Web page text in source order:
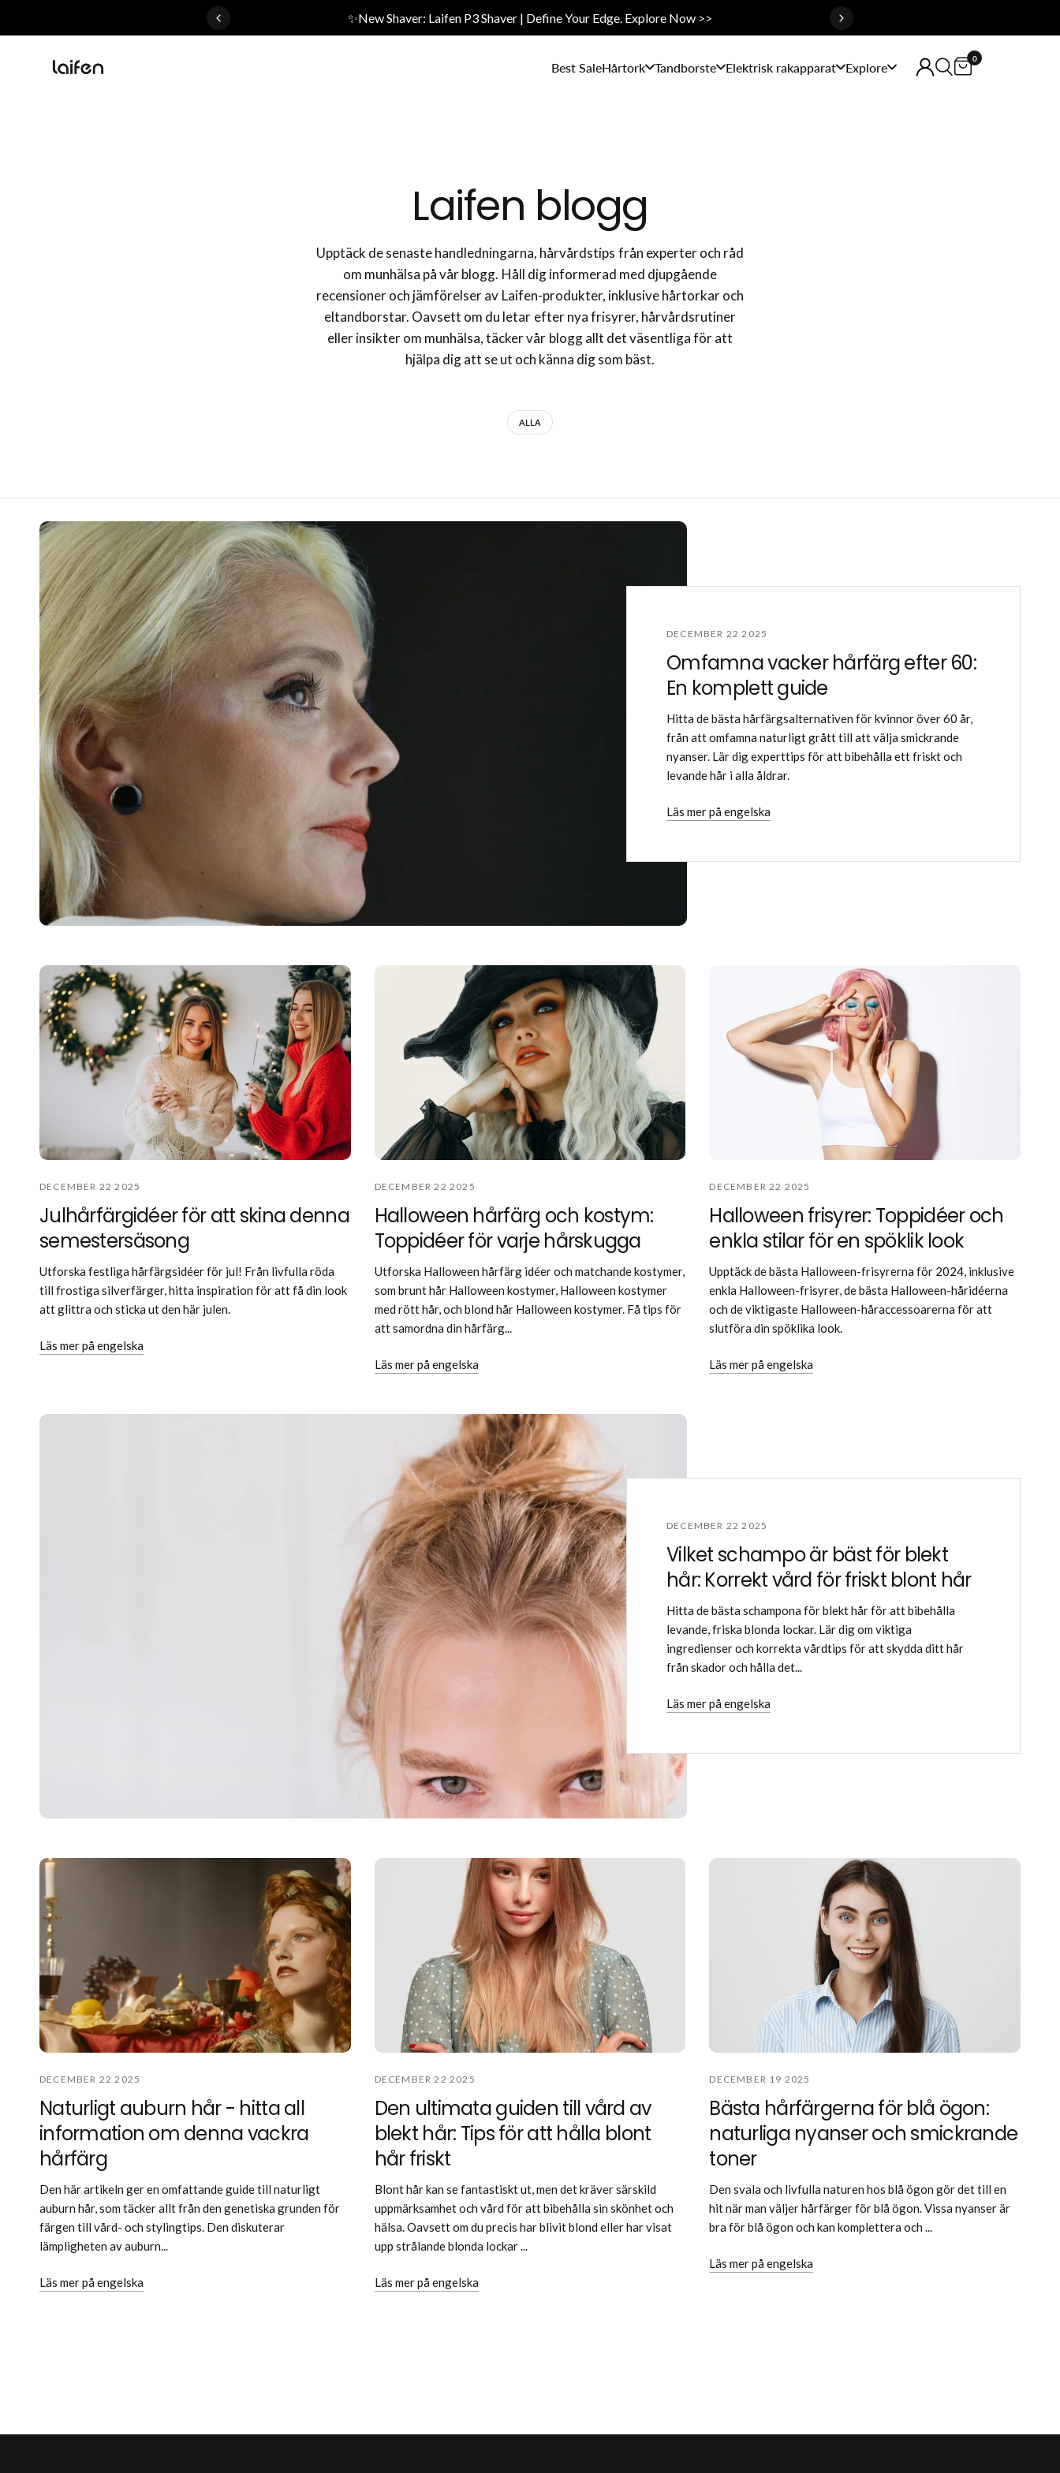
✨New Shaver: Laifen P3 Shaver | Define Your Edge. Explore Now >>
Best SaleHårtork Tandborste Elektrisk rakapparat Explore
0
Laifen blogg
Upptäck de senaste handledningarna, hårvårdstips från experter och råd
om munhälsa på vår blogg. Håll dig informerad med djupgående
recensioner och jämförelser av Laifen-produkter, inklusive hårtorkar och
eltandborstar. Oavsett om du letar efter nya frisyrer, hårvårdsrutiner
eller insikter om munhälsa, täcker vår blogg allt det väsentliga för att
hjälpa dig att se ut och känna dig som bäst.
ALLA
DECEMBER 22 2025
Omfamna vacker hårfärg efter 60:
En komplett guide
Hitta de bästa hårfärgsalternativen för kvinnor över 60 år,
från att omfamna naturligt grått till att välja smickrande
nyanser. Lär dig experttips för att bibehålla ett friskt och
levande hår i alla åldrar.
Läs mer på engelska
DECEMBER 22 2025
Julhårfärgidéer för att skina denna
semestersäsong
Utforska festliga hårfärgsidéer för jul! Från livfulla röda
till frostiga silverfärger, hitta inspiration för att få din look
att glittra och sticka ut den här julen.
Läs mer på engelska
DECEMBER 22 2025
Halloween hårfärg och kostym:
Toppidéer för varje hårskugga
Utforska Halloween hårfärg idéer och matchande kostymer,
som brunt hår Halloween kostymer, Halloween kostymer
med rött hår, och blond hår Halloween kostymer. Få tips för
att samordna din hårfärg...
Läs mer på engelska
DECEMBER 22 2025
Halloween frisyrer: Toppidéer och
enkla stilar för en spöklik look
Upptäck de bästa Halloween-frisyrerna för 2024, inklusive
enkla Halloween-frisyrer, de bästa Halloween-håridéerna
och de viktigaste Halloween-håraccessoarerna för att
slutföra din spöklika look.
Läs mer på engelska
DECEMBER 22 2025
Vilket schampo är bäst för blekt
hår: Korrekt vård för friskt blont hår
Hitta de bästa schampona för blekt hår för att bibehålla
levande, friska blonda lockar. Lär dig om viktiga
ingredienser och korrekta vårdtips för att skydda ditt hår
från skador och hålla det...
Läs mer på engelska
DECEMBER 22 2025
Naturligt auburn hår - hitta all
information om denna vackra
hårfärg
Den här artikeln ger en omfattande guide till naturligt
auburn hår, som täcker allt från den genetiska grunden för
färgen till vård- och stylingtips. Den diskuterar
lämpligheten av auburn...
Läs mer på engelska
DECEMBER 22 2025
Den ultimata guiden till vård av
blekt hår: Tips för att hålla blont
hår friskt
Blont hår kan se fantastiskt ut, men det kräver särskild
uppmärksamhet och vård för att bibehålla sin skönhet och
hälsa. Oavsett om du precis har blivit blond eller har visat
upp strålande blonda lockar ...
Läs mer på engelska
DECEMBER 19 2025
Bästa hårfärgerna för blå ögon:
naturliga nyanser och smickrande
toner
Den svala och livfulla naturen hos blå ögon gör det till en
hit när man väljer hårfärger för blå ögon. Vissa nyanser är
bra för blå ögon och kan komplettera och ...
Läs mer på engelska